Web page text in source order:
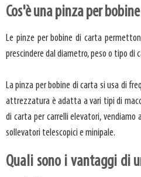
Cos'è una pinza per
Le pinze per bobine di carta
prescindere dal diametro, peso o tipo di
La pinza per bobine di carta si usa di
attrezzatura è adatta a vari tipi di
di carta per carrelli elevatori, vendiamo
sollevatori telescopici e minipale.
Quali sono i vantaggi di